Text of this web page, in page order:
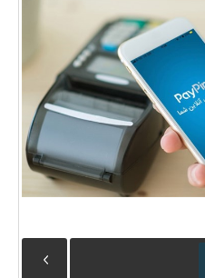
بانک، بیمه و سرمایه
مسکن و ساختمان